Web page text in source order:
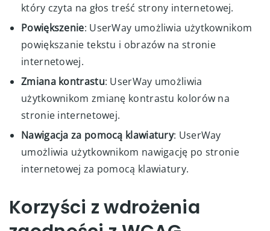
który czyta na głos treść strony internetowej.
Powiększenie: UserWay umożliwia użytkownikom
powiększanie tekstu i obrazów na stronie
internetowej.
Zmiana kontrastu: UserWay umożliwia
użytkownikom zmianę kontrastu kolorów na
stronie internetowej.
Nawigacja za pomocą klawiatury: UserWay
umożliwia użytkownikom nawigację po stronie
internetowej za pomocą klawiatury.
Korzyści z wdrożenia